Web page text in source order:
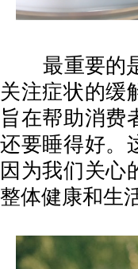
最重要的是
关注症状的缓
旨在帮助消费
还要睡得好。
因为我们关心
整体健康和生